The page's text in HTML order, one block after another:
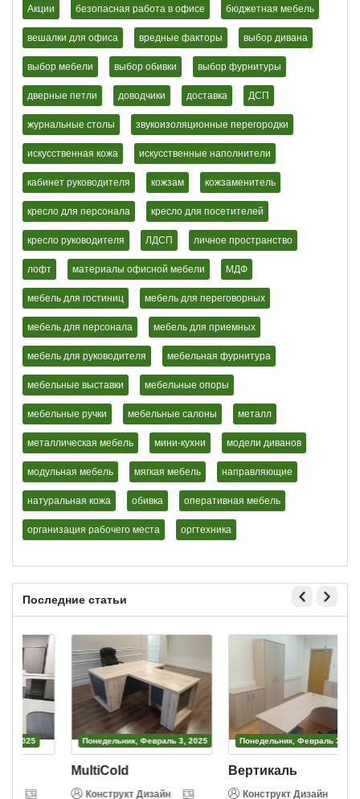
Акции безопасная работа в офисе бюджетная мебель
вешалки для офиса вредные факторы выбор дивана
выбор мебели выбор обивки выбор фурнитуры
дверные петли доводчики доставка ДСП
журнальные столы звукоизоляционные перегородки
искусственная кожа искусственные наполнители
кабинет руководителя кожзам кожзаменитель
кресло для персонала кресло для посетителей
кресло руководителя ЛДСП личное пространство
лофт материалы офисной мебели МДФ
мебель для гостиниц мебель для переговорных
мебель для персонала мебель для приемных
мебель для руководителя мебельная фурнитура
мебельные выставки мебельные опоры
мебельные ручки мебельные салоны металл
металлическая мебель мини-кухни модели диванов
модульная мебель мягкая мебель направляющие
натуральная кожа обивка оперативная мебель
организация рабочего места оргтехника
Последние статьи
Пятница, Февраль 28, 2025
Конструкт Дизайн
Понедельник, Февраль 3, 2025
Конструкт Дизайн